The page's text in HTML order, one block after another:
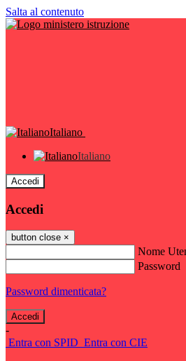
Salta al contenuto
Italiano
Italiano
Accedi
Accedi
button close ×
Nome
Password
Password dimenticata?
-
Entra con SPID Entra con CIE